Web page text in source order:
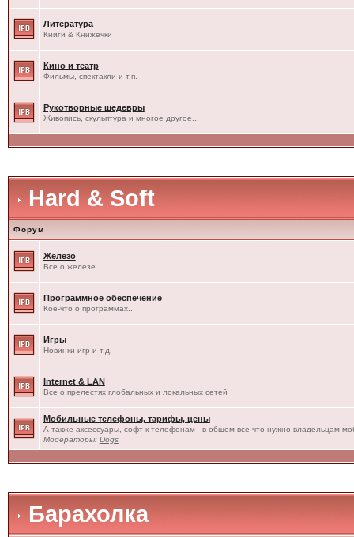
Литература
Книги & Книжечки
Кино и театр
Фильмы, спектакли и т.п.
Рукотворные шедевры
Живопись, скульптура и многое другое...
Hard & Soft
Форум
Железо
Все о железе...
Программное обеспечение
Кое-что о программах...
Игры
Новинки игр и т.д.
Internet & LAN
Все о прелестях глобальных и локальных сетей
Мобильные телефоны, тарифы, цены
А также аксессуары, софт к телефонам - в общем все что нужно владельцам
Модераторы: Dogs
Барахолка